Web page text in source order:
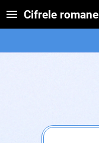
Cifrele romane